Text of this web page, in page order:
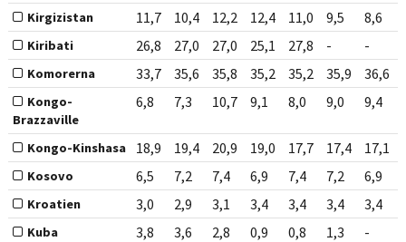
Kirgizistan 11,7 10,4 12,2 12,4 11,0 9,5 8,6
Kiribati 26,8 27,0 27,0 25,1 27,8 - -
Komorerna 33,7 35,6 35,8 35,2 35,2 35,9 36,6
Kongo-
Brazzaville
6,8 7,3 10,7 9,1 8,0 9,0 9,4
Kongo-Kinshasa 18,9 19,4 20,9 19,0 17,7 17,4 17,1
Kosovo 6,5 7,2 7,4 6,9 7,4 7,2 6,9
Kroatien 3,0 2,9 3,1 3,4 3,4 3,4 3,4
Kuba 3,8 3,6 2,8 0,9 0,8 1,3 -